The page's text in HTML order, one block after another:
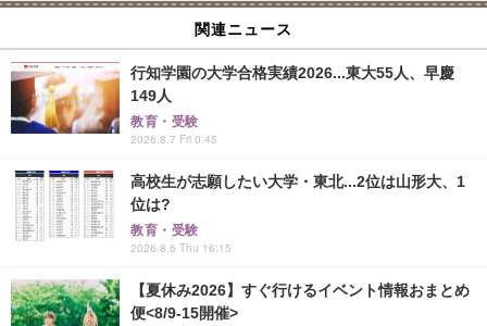
関連ニュース
行知学園の大学合格実績2026...東大55人、早慶
149人
教育・受験
2026.8.7 Fri 0:45
高校生が志願したい大学・東北...2位は山形大、1
位は?
教育・受験
2026.8.6 Thu 16:15
【夏休み2026】すぐ行けるイベント情報おまとめ
便<8/9-15開催>